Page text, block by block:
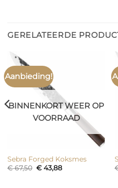
GERELATEERDE
Aanbieding!
BINNENKORT WEER OP
VOORRAAD
Sebra Forged Koksmes
€67,50 Oorspronkelijke
€43,88Huidige